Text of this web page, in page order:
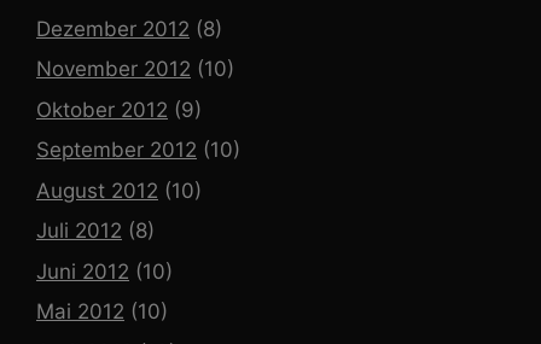
Dezember 2012 (8)
November 2012 (10)
Oktober 2012 (9)
September 2012 (10)
August 2012 (10)
Juli 2012 (8)
Juni 2012 (10)
Mai 2012 (10)